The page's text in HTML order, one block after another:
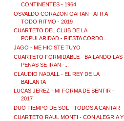
CONTINENTES - 1964
OSVALDO CORAZON GAITAN - ATR A
TODO RITMO - 2019
CUARTETO DEL CLUB DE LA
POPULARIDAD - FIESTA CORDO...
JAGO - ME HICISTE TUYO
CUARTETO FORMIDABLE - BAILANDO LAS
PENAS SE IRAN -...
CLAUDIO NADALL - EL REY DE LA
BAILANTA
LUCAS JEREZ - MI FORMA DE SENTIR -
2017
DUO TIEMPO DE SOL - TODOS A CANTAR
CUARTETO RAUL MONTI - CON ALEGRIA Y